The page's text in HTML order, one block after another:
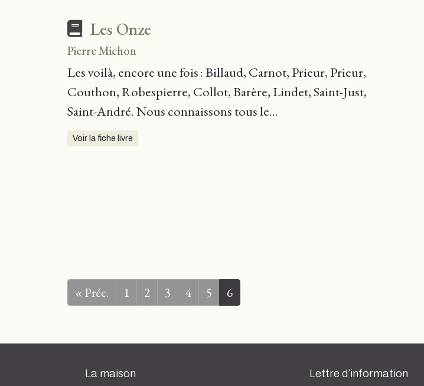
Les Onze
Pierre Michon
Les voilà, encore une fois : Billaud, Carnot, Prieur, Prieur,
Couthon, Robespierre, Collot, Barère, Lindet, Saint-Just,
Saint-André. Nous connaissons tous le...
Voir la fiche livre
« Préc. 1 2 3 4 5 6
La maison Lettre d’information